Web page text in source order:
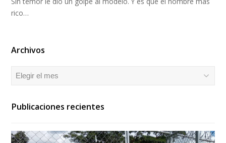
rico…
Archivos
Archivos
Publicaciones recientes